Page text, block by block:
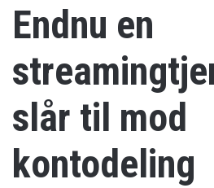
Endnu en
slår til mod
kontodeling